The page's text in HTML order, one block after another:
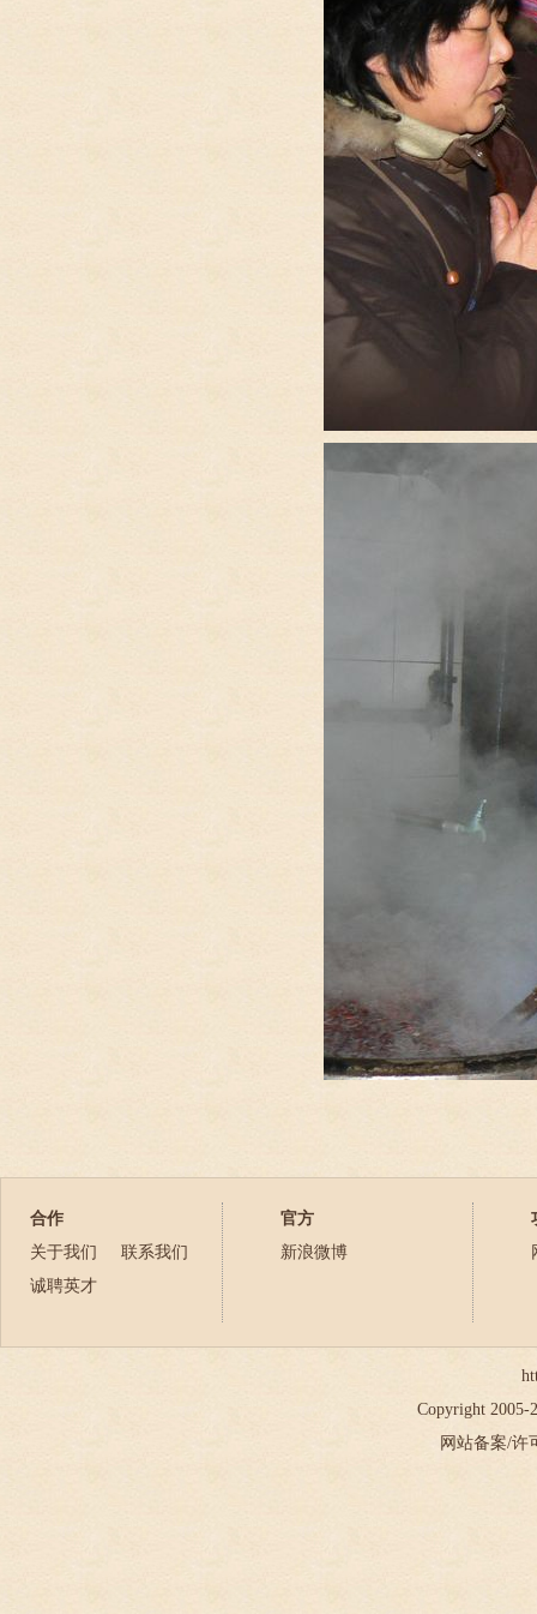
合作
关于我们
联系我们
诚聘英才
官方
新浪微博
Copyright 2005-
网站备案/许